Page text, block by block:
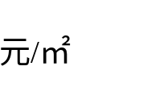
元/㎡